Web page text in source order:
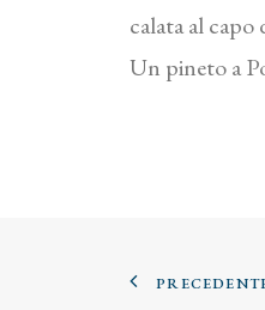
calata al
Un pineto a